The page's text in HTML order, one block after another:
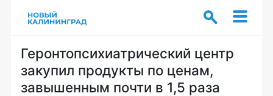
Геронтопсихиатрический центр
закупил продукты по ценам,
завышенным почти в 1,5 раза